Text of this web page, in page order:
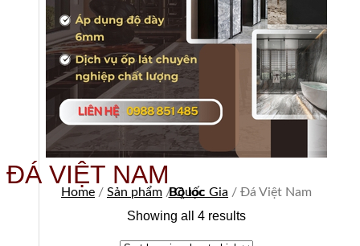
ĐÁ VIỆT NAM
Home / Sản phẩm / Quốc Gia / Đá Việt Nam
Bộ lọc
Showing all 4 results